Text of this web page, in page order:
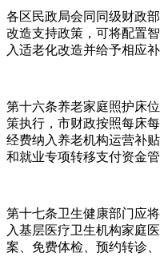
各区民政局会同同级财政
改造支持政策，可将配置
入适老化改造并给予相应补
第十六条养老家庭照护床
策执行，市财政按照每床
经费纳入养老机构运营补
和就业专项转移支付资金
第十七条卫生健康部门应
入基层医疗卫生机构家庭
案、免费体检、预约转诊